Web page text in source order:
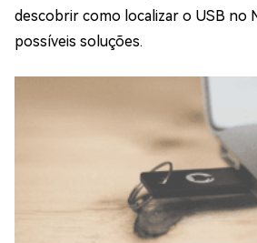
descobrir como localizar o USB no
possíveis soluções.